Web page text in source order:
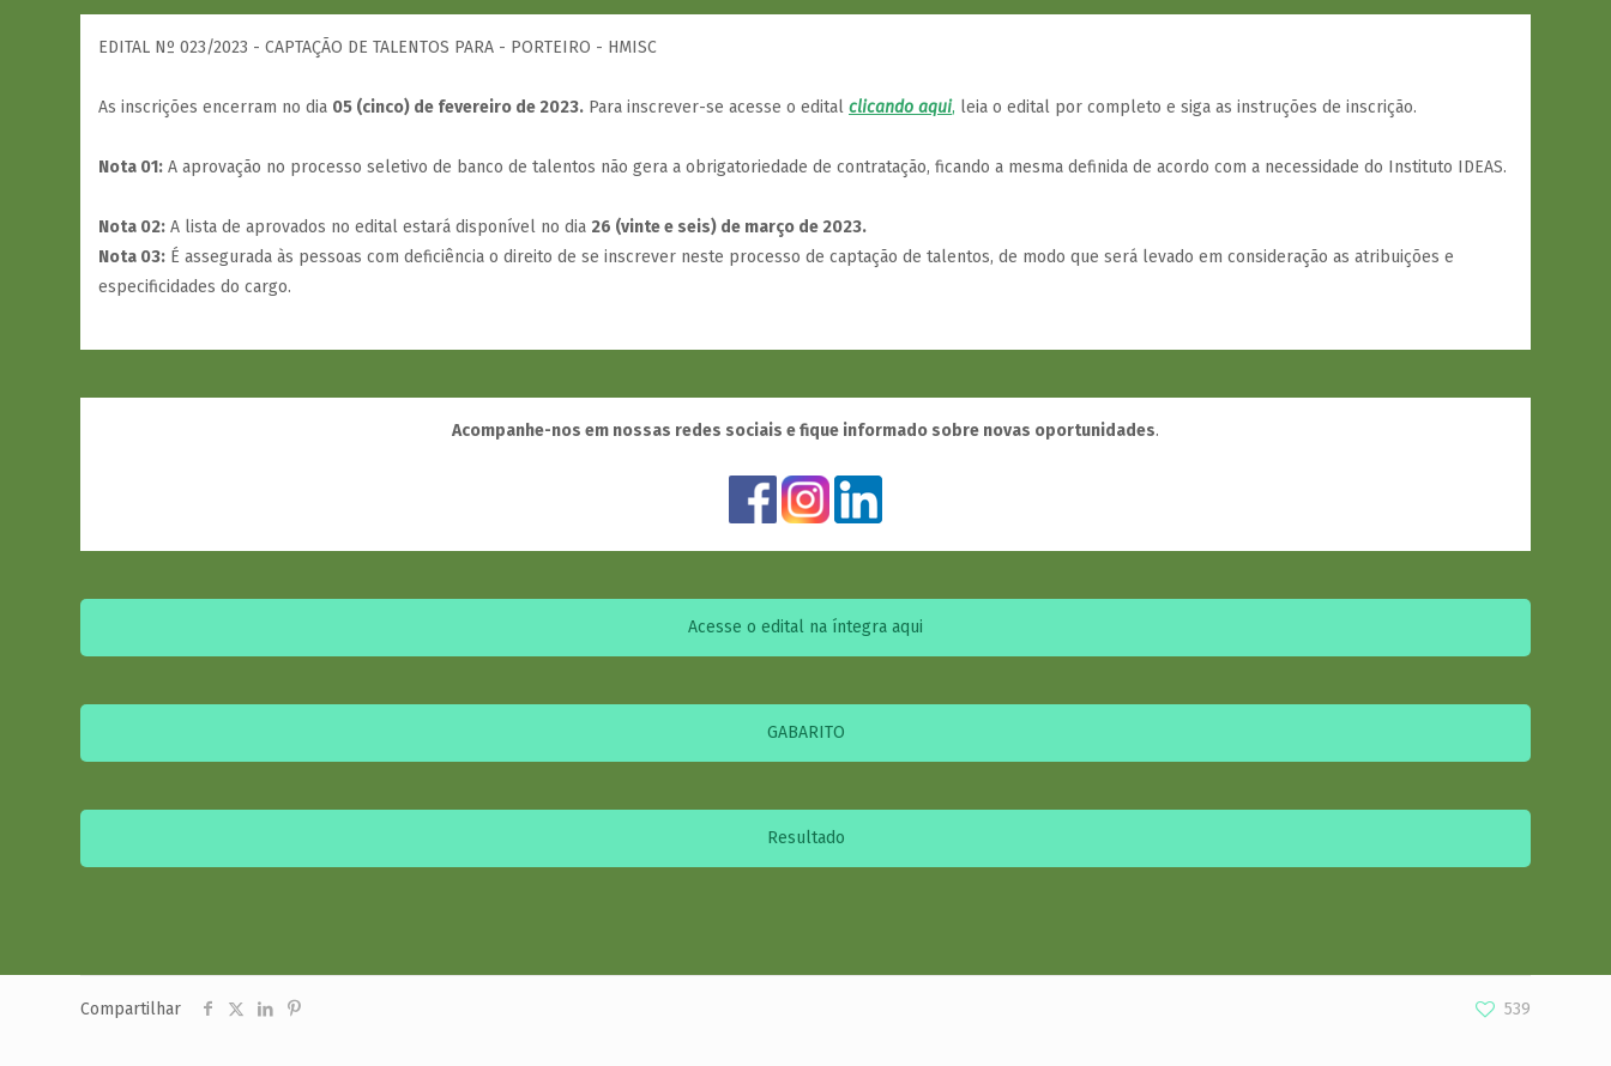
EDITAL Nº 023/2023 - CAPTAÇÃO DE TALENTOS PARA - PORTEIRO - HMISC
As inscrições encerram no dia 05 (cinco) de fevereiro de 2023. Para inscrever-se acesse o edital clicando aqui, leia o edital por completo e siga as instruções de inscrição.
Nota 01: A aprovação no processo seletivo de banco de talentos não gera a obrigatoriedade de contratação, ficando a mesma definida de acordo com a necessidade do Instituto IDEAS.
Nota 02: A lista de aprovados no edital estará disponível no dia 26 (vinte e seis) de março de 2023.
Nota 03: É assegurada às pessoas com deficiência o direito de se inscrever neste processo de captação de talentos, de modo que será levado em consideração as atribuições e
especificidades do cargo.
Acompanhe-nos em nossas redes sociais e fique informado sobre novas oportunidades.
Acesse o edital na íntegra aqui
GABARITO
Resultado
Compartilhar 539